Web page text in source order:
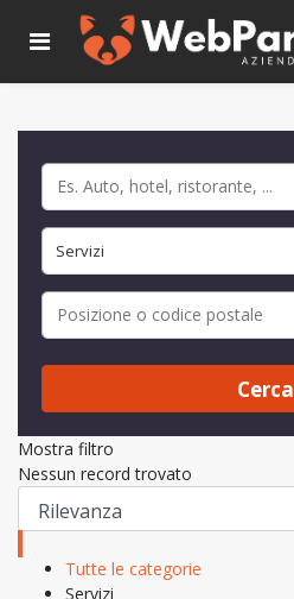
Cerca
Mostra filtro
Nessun record trovato
Tutte le categorie
Servizi